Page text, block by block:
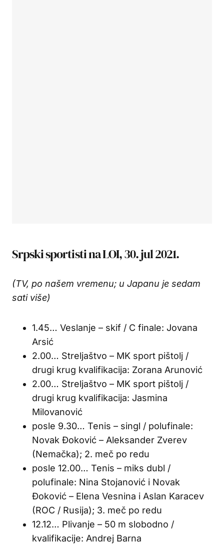
Srpski sportisti na LOI, 30. jul 2021.
(TV, po našem vremenu; u Japanu je sedam
sati više)
1.45… Veslanje – skif / C finale: Jovana
Arsić
2.00… Streljaštvo – MK sport pištolj /
drugi krug kvalifikacija: Zorana Arunović
2.00… Streljaštvo – MK sport pištolj /
drugi krug kvalifikacija: Jasmina
Milovanović
posle 9.30… Tenis – singl / polufinale:
Novak Đoković – Aleksander Zverev
(Nemačka); 2. meč po redu
posle 12.00… Tenis – miks dubl /
polufinale: Nina Stojanović i Novak
Đoković – Elena Vesnina i Aslan Karacev
(ROC / Rusija); 3. meč po redu
12.12… Plivanje – 50 m slobodno /
kvalifikacije: Andrej Barna